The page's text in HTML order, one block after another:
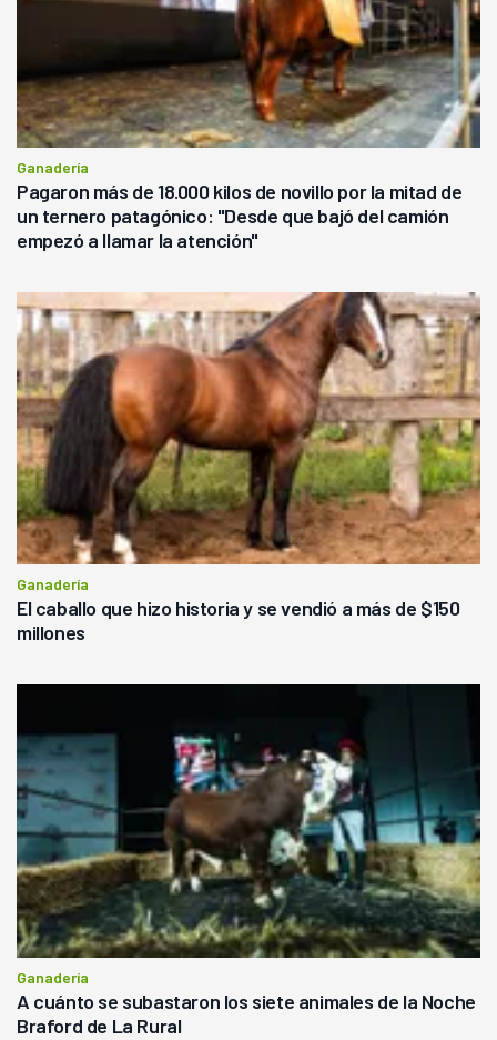
Ganadería
Pagaron más de 18.000 kilos de novillo por la mitad de
un ternero patagónico: "Desde que bajó del camión
empezó a llamar la atención"
Ganadería
El caballo que hizo historia y se vendió a más de $150
millones
Ganadería
A cuánto se subastaron los siete animales de la Noche
Braford de La Rural